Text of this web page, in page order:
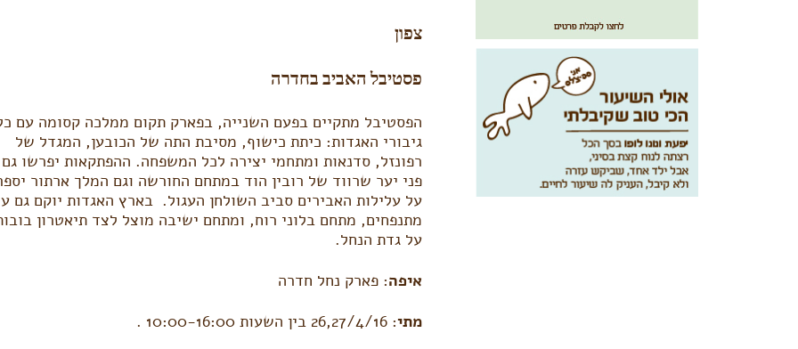
צפון
פסטיבל האביב בחדרה
הפסטיבל מתקיים בפעם השנייה, בפארק תקום ממלכה קסומה עם
גיבורי האגדות: כיתת כישוף, מסיבת התה של הכובען, המגדל של
רפונזל, סדנאות ומתחמי יצירה לכל המשפחה. ההפתקאות יפרשו
פני יער שרווד של רובין הוד במתחם החורשה וגם המלך ארתור
על עלילות האבירים סביב השולחן העגול. בארץ האגדות יוקם גם
מתנפחים, מתחם בלוני רוח, ומתחם ישיבה מוצל לצד תיאטרון
על גדת הנחל.
איפה: פארק נחל חדרה
מתי: 26,27/4/16 בין השעות 10:00-16:00 .